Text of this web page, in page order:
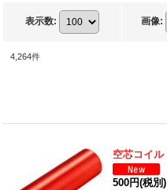
表示数: 画像:
4,264件
空芯コイル
500円(税別)